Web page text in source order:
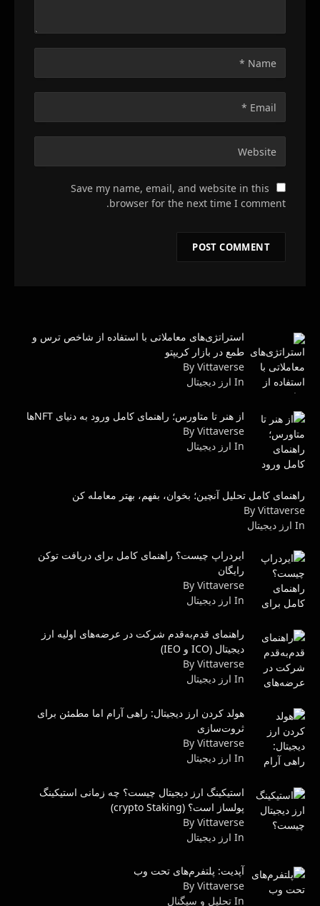
Save my name, email, and website in this
browser for the next time I comment.
استراتژی‌های معاملاتی با استفاده از شاخص ترس و
طمع در بازار کریپتو
By Vittaverse
In ارز دیجیتال
از هنر تا متاورس؛ راهنمای کامل ورود به دنیای NFTها
By Vittaverse
In ارز دیجیتال
راهنمای کامل تحلیل آنچین؛ بخوان، بفهم، بهتر معامله کن
By Vittaverse
In ارز دیجیتال
ایردراپ چیست؟ راهنمای کامل برای دریافت توکن
رایگان
By Vittaverse
In ارز دیجیتال
راهنمای قدم‌به‌قدم شرکت در عرضه‌های اولیه ارز
دیجیتال (ICO و IEO)
By Vittaverse
In ارز دیجیتال
هولد کردن ارز دیجیتال: راهی آرام اما مطمئن برای
ثروت‌سازی
By Vittaverse
In ارز دیجیتال
استیکینگ ارز دیجیتال چیست؟ چه زمانی استیکینگ
پولساز است؟ (crypto Staking)
By Vittaverse
In ارز دیجیتال
آپدیت: پلتفرم‌های تحت وب
By Vittaverse
In تحلیل و سیگنال